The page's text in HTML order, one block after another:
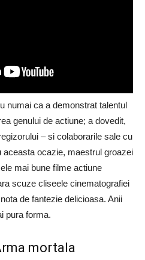
numai ca a demonstrat talentul
genului de actiune; a dovedit,
– si colaborarile sale cu
aceasta ocazie, maestrul groazei
mai bune filme actiune
scuze cliseele cinematografiei
de fantezie delicioasa. Anii
pura forma.
mortala